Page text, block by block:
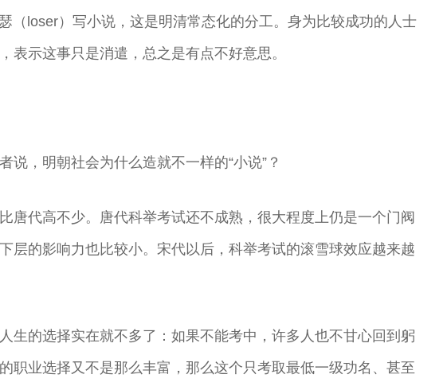
（loser）写小说，这是明清常态化的分工。身为比较成功的人士
表示这事只是消遣，总之是有点不好意思。
说，明朝社会为什么造就不一样的“小说”？
唐代高不少。唐代科举考试还不成熟，很大程度上仍是一个门阀
层的影响力也比较小。宋代以后，科举考试的滚雪球效应越来越
生的选择实在就不多了：如果不能考中，许多人也不甘心回到躬
职业选择又不是那么丰富，那么这个只考取最低一级功名、甚至